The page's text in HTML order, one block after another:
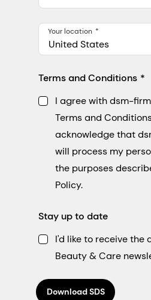
United States
Your location
Terms and Conditions
I agree with dsm-
Terms and
acknowledge that
will process my
the purposes
Policy.
Stay up to date
I'd like to receive the
Beauty & Care
Download SDS